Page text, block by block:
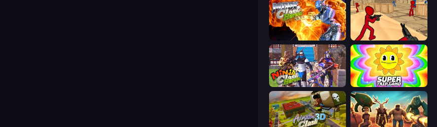
Moon Clash Heroes Stickman Counter Terror Strike
Ninja Clash Heroes SuperTrip.Land